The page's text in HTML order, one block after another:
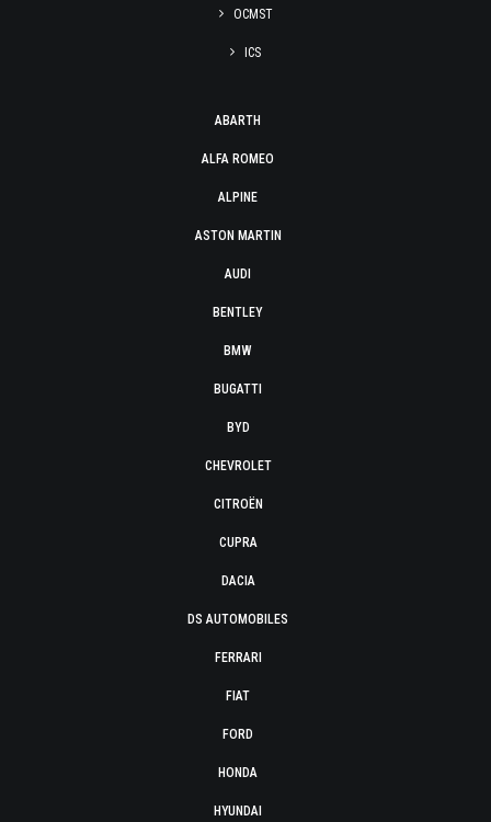
OCMST
ICS
ABARTH
ALFA ROMEO
ALPINE
ASTON MARTIN
AUDI
BENTLEY
BMW
BUGATTI
BYD
CHEVROLET
CITROËN
CUPRA
DACIA
DS AUTOMOBILES
FERRARI
FIAT
FORD
HONDA
HYUNDAI